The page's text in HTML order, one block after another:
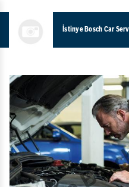
İstinye Bosch Car